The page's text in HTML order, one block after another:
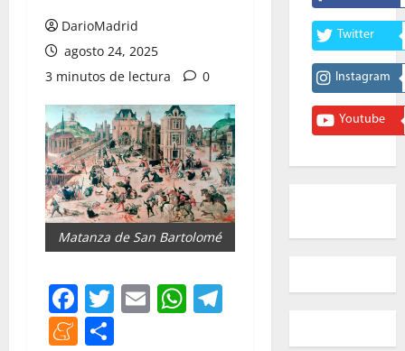
DarioMadrid
agosto 24, 2025
3 minutos de lectura
0
Matanza de San Bartolomé
Facebook
Twitter
EmailWhatsApp
Telegram
Meneame
Twitter
Instagram
Youtube